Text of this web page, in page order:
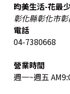
昀美生活-花最
彰化縣彰化市
電話
04-7380668
營業時間
週一~週五